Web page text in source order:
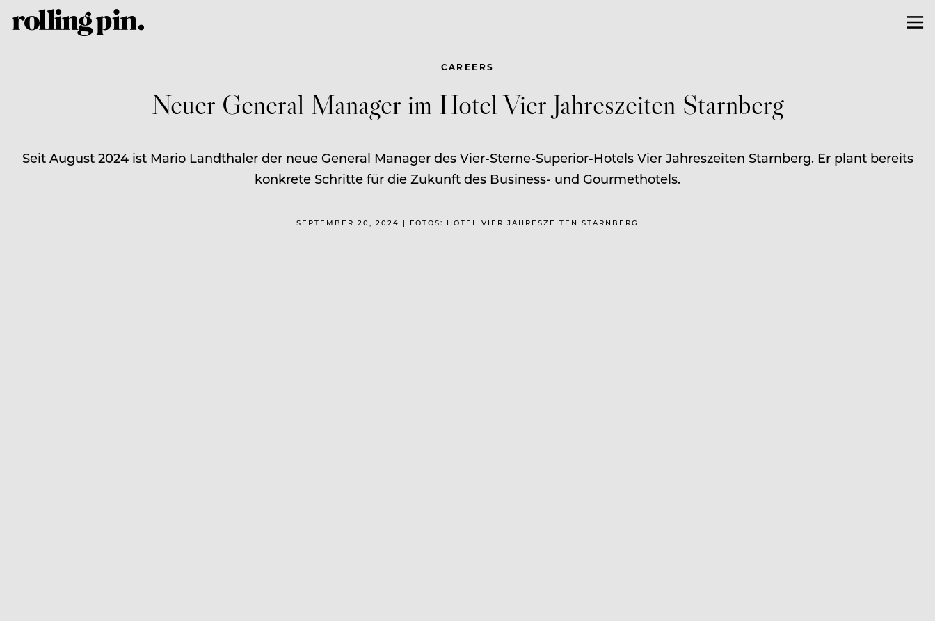
CAREERS
Neuer General Manager im Hotel Vier Jahreszeiten Starnberg
Seit August 2024 ist Mario Landthaler der neue General Manager des Vier-Sterne-Superior-Hotels Vier Jahreszeiten Starnberg. Er plant bereits
konkrete Schritte für die Zukunft des Business- und Gourmethotels.
SEPTEMBER 20, 2024 | FOTOS: HOTEL VIER JAHRESZEITEN STARNBERG